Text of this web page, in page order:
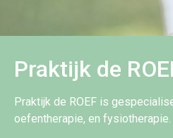
Praktijk de
Praktijk de ROEF is
oefentherapie, en fysiotherapie.